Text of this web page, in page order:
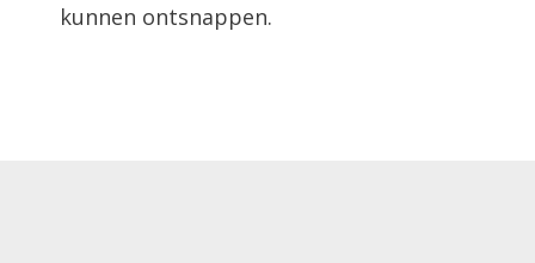
kunnen ontsnappen.